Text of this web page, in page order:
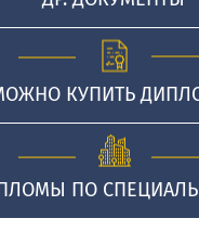
КУПИТЬ
ПО